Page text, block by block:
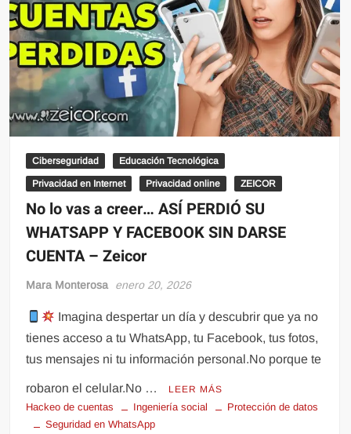
Ciberseguridad Educación Tecnológica
Privacidad en Internet Privacidad online ZEICOR
No lo vas a creer… ASÍ PERDIÓ SU
WHATSAPP Y FACEBOOK SIN DARSE
CUENTA – Zeicor
Mara Monterosa enero 20, 2026
Imagina despertar un día y descubrir que ya no
tienes acceso a tu WhatsApp, tu Facebook, tus fotos,
tus mensajes ni tu información personal.No porque te
robaron el celular.No … LEER MÁS
Hackeo de cuentas Ingeniería social
Protección de datos
Seguridad en WhatsApp